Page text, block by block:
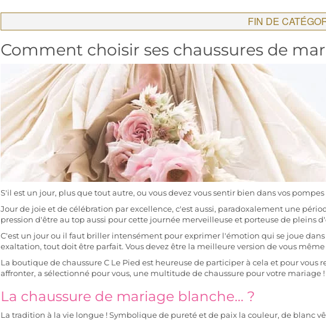
FIN DE
Comment choisir ses chaussures de
S'il est un jour, plus que tout autre, ou vous devez vous sentir bien dans vos pompes
Jour de joie et decélébration par excellence, c'est aussi, paradoxalement une
pression d'être au top aussi pour cette journée merveilleuse et porteuse de pleins
C'est un jour ou il faut briller intensément pour exprimer l'émotion qui se joue
exaltation, tout doit être parfait. Vous devez être la meilleure version de vous
La boutique de chaussure C Le Pied est heureuse de participer à cela et pour vous
affronter, a sélectionné pour vous, une multitudede chaussure pour votre mariage !
La chaussure de mariage blanche... ?
La tradition à la vie longue ! Symbolique de pureté et de paix la couleur, de blanc